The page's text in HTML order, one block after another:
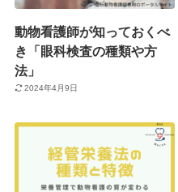
動物看護師が知っておくべ
き「眼科検査の種類や方
法」
2024年4月9日